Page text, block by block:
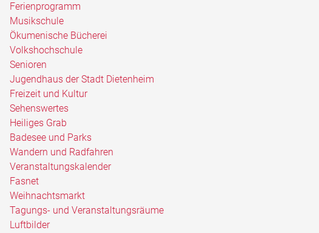
Ferienprogramm
Musikschule
Ökumenische Bücherei
Volkshochschule
Senioren
Jugendhaus der Stadt Dietenheim
Freizeit und Kultur
Sehenswertes
Heiliges Grab
Badesee und Parks
Wandern und Radfahren
Veranstaltungskalender
Fasnet
Weihnachtsmarkt
Tagungs- und Veranstaltungsräume
Luftbilder